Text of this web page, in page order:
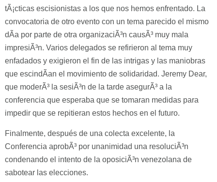
tÃ¡cticas escisionistas a los que nos hemos enfrentado. La
convocatoria de otro evento con un tema parecido el mismo
dÃ­a por parte de otra organizaciÃ³n causÃ³ muy mala
impresiÃ³n. Varios delegados se refirieron al tema muy
enfadados y exigieron el fin de las intrigas y las maniobras
que escindÃ­an el movimiento de solidaridad. Jeremy Dear,
que moderÃ³ la sesiÃ³n de la tarde asegurÃ³ a la
conferencia que esperaba que se tomaran medidas para
impedir que se repitieran estos hechos en el futuro.
Finalmente, después de una colecta excelente, la
Conferencia aprobÃ³ por unanimidad una resoluciÃ³n
condenando el intento de la oposiciÃ³n venezolana de
sabotear las elecciones.